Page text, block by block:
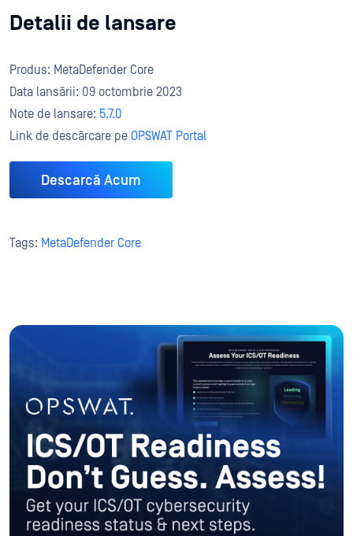
Detalii de lansare
Produs: MetaDefender Core
Data lansării: 09 octombrie 2023
Note de lansare: 5.7.0
Link de descărcare pe OPSWAT Portal
Descarcă Acum
Tags: MetaDefender Core